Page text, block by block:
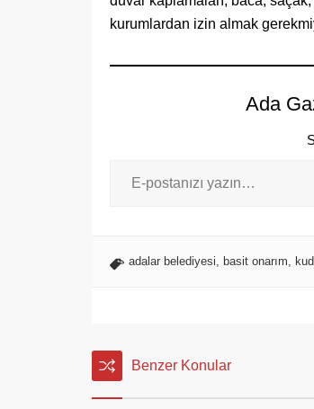
kurumlardan izin almak
Ada
adalar belediyesi, basit onarım,
Benzer Konular